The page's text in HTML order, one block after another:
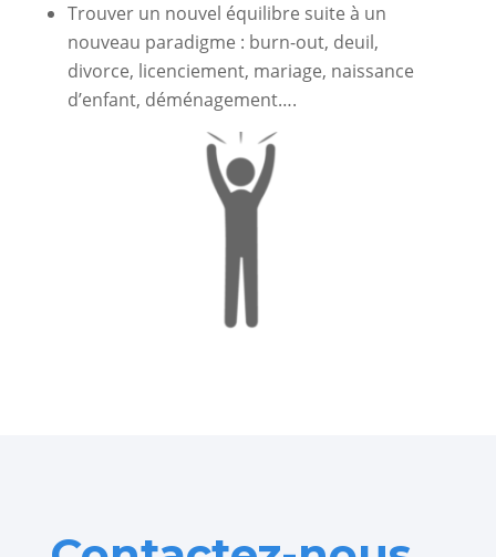
Trouver un nouvel équilibre suite à un
nouveau paradigme : burn-out, deuil,
divorce, licenciement, mariage, naissance
d’enfant, déménagement….